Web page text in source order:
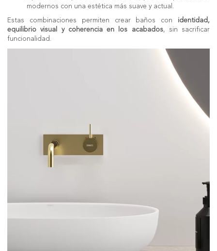
modernos con una estética más suave y actual.
Estas combinaciones permiten crear baños con identidad,
equilibrio visual y coherencia en los acabados, sin sacrificar
funcionalidad.